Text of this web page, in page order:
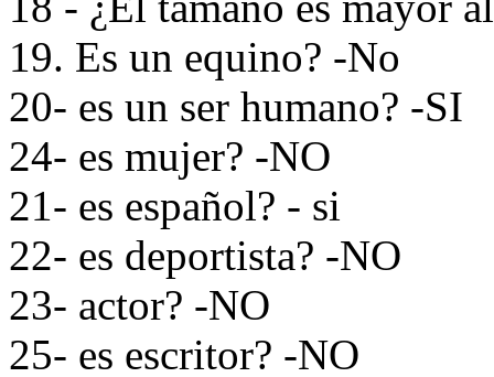
19. Es un equino? -No
20- es un ser humano? -SI
24- es mujer? -NO
21- es español? - si
22- es deportista? -NO
23- actor? -NO
25- es escritor? -NO